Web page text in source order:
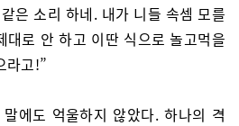
은 소리 하네. 내가 니들 속셈 모를
로 안 하고 이딴 식으로 놀고먹을
라고!”
에도 억울하지 않았다. 하나의 격